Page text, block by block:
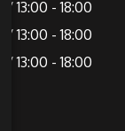
/ 13:00 - 18:00
/ 13:00 - 18:00
/ 13:00 - 18:00